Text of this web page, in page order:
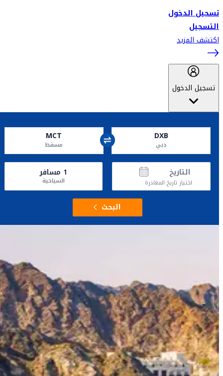
تسجيل الدخول
التسجيل
اكتشف المزيد
تسجيل الدخول
DXB
دبي
MCT
مسقط
التاريخ
اختيار تاريخ المغادرة
1 مسافر
السياحية
البحث